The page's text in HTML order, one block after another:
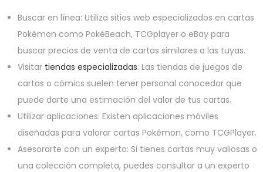
Buscar en línea: Utiliza sitios web especializados en cartas
Pokémon como PokéBeach, TCGplayer o eBay para
buscar precios de venta de cartas similares a las tuyas.
Visitar tiendas especializadas: Las tiendas de juegos de
cartas o cómics suelen tener personal conocedor que
puede darte una estimación del valor de tus cartas.
Utilizar aplicaciones: Existen aplicaciones móviles
diseñadas para valorar cartas Pokémon, como TCGPlayer.
Asesorarte con un experto: Si tienes cartas muy valiosas o
una colección completa, puedes consultar a un experto